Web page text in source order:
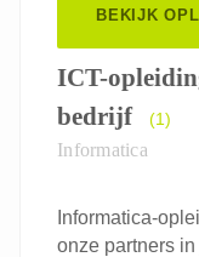
BEKIJK
ICT-
bedrijf
(1)
Informatica
Informatica-
onze partners